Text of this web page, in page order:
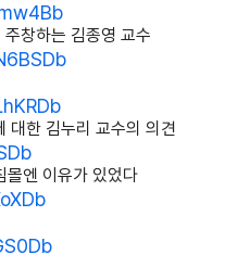
주창하는 김종영 교수
대한 김누리 교수의 의견
몰엔 이유가 있었다